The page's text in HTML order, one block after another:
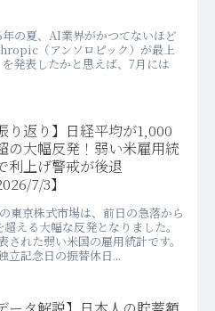
の夏、AI業界がかつてないほど
（アンソロピック）が最上
発表したかと思えば、7月には
り返り】日経平均が1,000
の大幅反発！弱い米雇用統
利上げ警戒が後退
7/3】
東京株式市場は、前日の急落から
える大幅な反発となりました。
れた弱い米国の雇用統計です。
立記念日の振替休日...